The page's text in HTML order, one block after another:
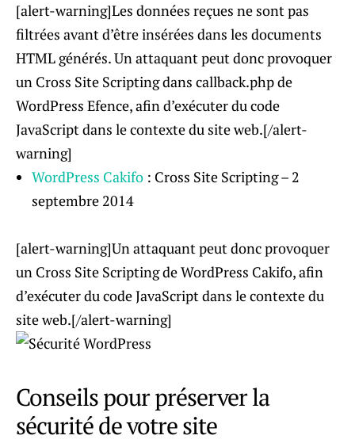
[alert-warning]Les données reçues ne sont pas
filtrées avant d’être insérées dans les documents
HTML générés. Un attaquant peut donc provoquer
un Cross Site Scripting dans callback.php de
WordPress Efence, afin d’exécuter du code
JavaScript dans le contexte du site web.[/alert-
warning]
WordPress Cakifo : Cross Site Scripting – 2
septembre 2014
[alert-warning]Un attaquant peut donc provoquer
un Cross Site Scripting de WordPress Cakifo, afin
d’exécuter du code JavaScript dans le contexte du
site web.[/alert-warning]
Conseils pour préserver la
sécurité de votre site